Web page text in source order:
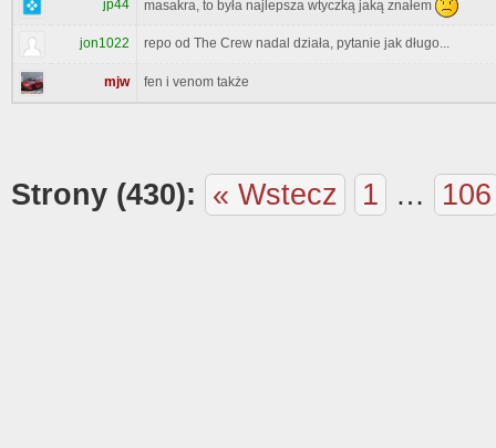
jp44 masakra, to była najlepsza wtyczką jaką znałem
jon1022 repo od The Crew nadal działa, pytanie jak długo...
mjw fen i venom także
Strony (430): « Wstecz 1 … 106